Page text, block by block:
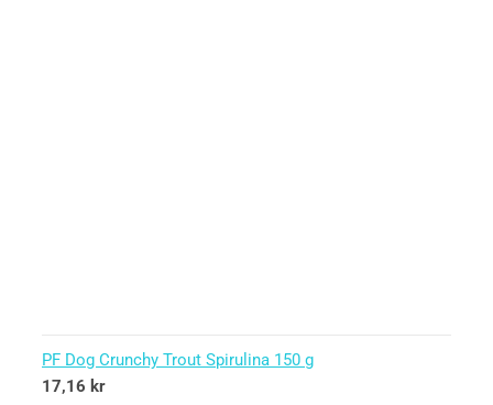
PF Dog Crunchy Trout Spirulina 150 g
17,16 kr